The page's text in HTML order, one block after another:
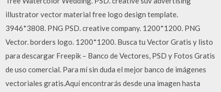
illustrator vector material free logo design template.
3946*3808. PNG PSD. creative company. 1200*1200. PNG
Vector. borders logo. 1200*1200. Busca tu Vector Gratis y listo
para descargar Freepik – Banco de Vectores, PSD y Fotos Gratis
de uso comercial. Para mí sin duda el mejor banco de imágenes
vectoriales gratis.Aquí encontrarás desde una imagen hasta